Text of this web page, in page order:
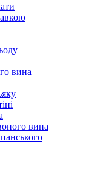
вина
вина